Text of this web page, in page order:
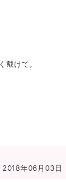
戴けて。
2018年06月03日